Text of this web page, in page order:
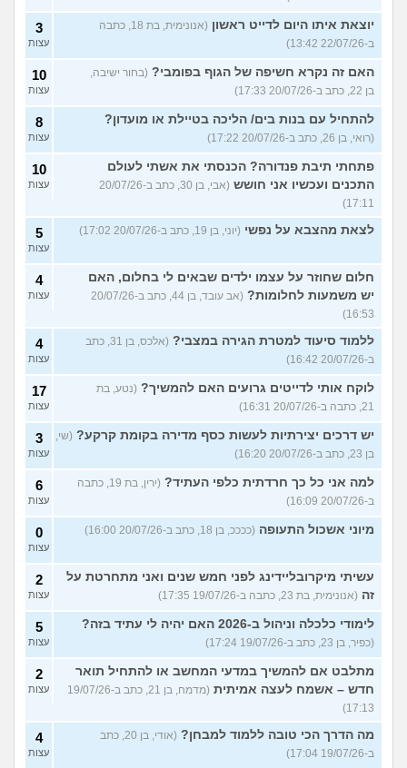
יוצאת איתו היום לדייט ראשון
(אנונימית, בת 18, כתבה
ב-22/07/26 13:42)
3
עצות
האם זה נקרא חשיפה של הגוף בפומבי? (בחור ישיבה,
בן 22, כתב ב-20/07/26 17:33)
10
עצות
להתחיל עם בנות בים/ הליכה בטיילת או מועדון?
(רואי, בן 26, כתב ב-20/07/26 17:22)
8
עצות
פתחתי תיבת פנדורה? הכנסתי את אשתי לעולם
התכנים ועכשיו אני חושש
(אבי, בן 30, כתב ב-20/07/26
17:11)
10
עצות
לצאת מהצבא על נפשי (יוני, בן 19, כתב ב-20/07/26 17:02) 5
עצות
חלום שחוזר על עצמו ילדים שבאים לי בחלום, האם
יש משמעות לחלומות?
(אב עובד, בן 44, כתב ב-20/07/26
16:53)
4
עצות
ללמוד סיעוד למטרת הגירה במצבי?
(אלכס, בן 31, כתב
ב-20/07/26 16:42)
4
עצות
לוקח אותי לדייטים גרועים האם להמשיך? (נטע, בת
21, כתבה ב-20/07/26 16:31)
17
עצות
יש דרכים יצירתיות לעשות כסף מדירה בקומת קרקע? (שי,
בן 23, כתב ב-20/07/26 16:20)
3
עצות
למה אני כל כך חרדתית כלפי העתיד?
(ירין, בת 19, כתבה
ב-20/07/26 16:09)
6
עצות
מיוני אשכול התעופה (ככככ, בן 18, כתב ב-20/07/26 16:00) 0
עצות
עשיתי מיקרובליידינג לפני חמש שנים ואני מתחרטת על
זה (אנונימית, בת 23, כתבה ב-19/07/26 17:35)
2
עצות
לימודי כלכלה וניהול ב-2026 האם יהיה לי עתיד בזה?
(כפיר, בן 23, כתב ב-19/07/26 17:24)
5
עצות
מתלבט אם להמשיך במדעי המחשב או להתחיל תואר
חדש – אשמח לעצה אמיתית
(מדמח, בן 21, כתב ב-19/07/26
17:13)
2
עצות
מה הדרך הכי טובה ללמוד למבחן?
(אודי, בן 20, כתב
ב-19/07/26 17:04)
4
עצות